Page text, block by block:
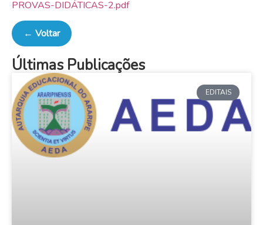
PROVAS-DIDÁTICAS-2.pdf
← Voltar
Últimas Publicações
EDITAIS